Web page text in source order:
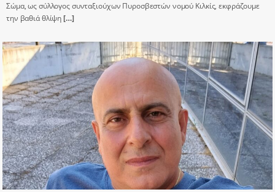
Σώμα, ως σύλλογος συνταξιούχων Πυροσβεστών νομού Κιλκίς, εκφράζουμε
την βαθιά θλίψη[…]